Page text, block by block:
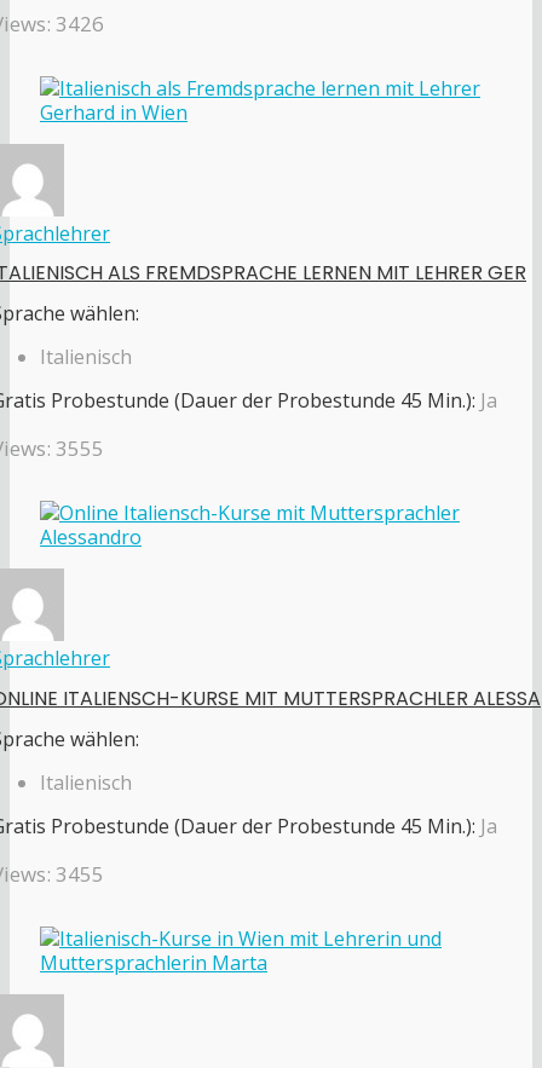
3426
ALS FREMDSPRACHE LERNEN MIT LEHRER GER
wählen:
Italienisch
Probestunde (Dauer der Probestunde 45 Min.): Ja
3555
ITALIENSCH-KURSE MIT MUTTERSPRACHLER ALESSA
wählen:
Italienisch
Probestunde (Dauer der Probestunde 45 Min.): Ja
3455